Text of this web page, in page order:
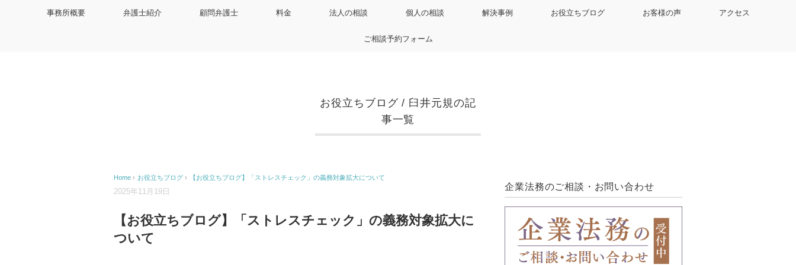
事務所概要 弁護士紹介 顧問弁護士 料金 法人の相談 個人の相談 解決事例 お役立ちブログ お客様の声 アクセス
ご相談予約フォーム
お役立ちブログ/ 臼井元規の記
事一覧
Home › お役立ちブログ › 【お役立ちブログ】「ストレスチェック」の義務対象拡大について
2025年11月19日
【お役立ちブログ】「ストレスチェック」の義務対象拡大に
ついて
企業法務のご相談・お問い合わせ